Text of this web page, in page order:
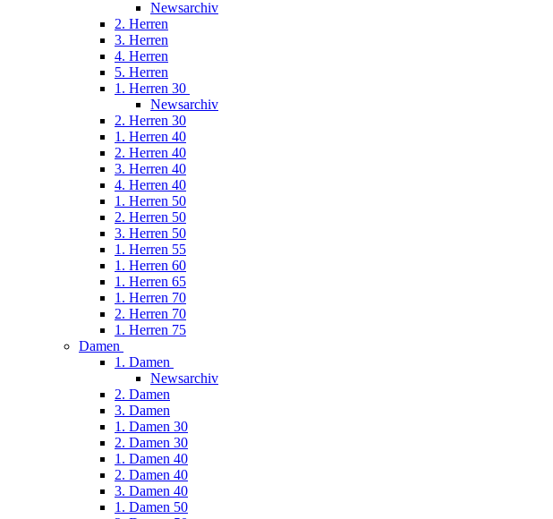
Newsarchiv
2. Herren
3. Herren
4. Herren
5. Herren
1. Herren 30
Newsarchiv
2. Herren 30
1. Herren 40
2. Herren 40
3. Herren 40
4. Herren 40
1. Herren 50
2. Herren 50
3. Herren 50
1. Herren 55
1. Herren 60
1. Herren 65
1. Herren 70
2. Herren 70
1. Herren 75
Damen
1. Damen
Newsarchiv
2. Damen
3. Damen
1. Damen 30
2. Damen 30
1. Damen 40
2. Damen 40
3. Damen 40
1. Damen 50